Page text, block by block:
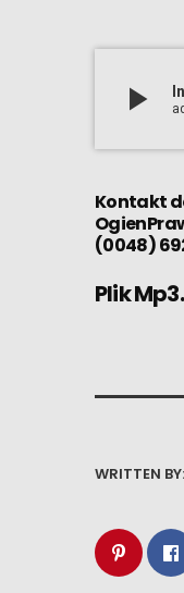
play_arrow
Kontakt
(0048)
Plik Mp3.
WRITTEN BY: